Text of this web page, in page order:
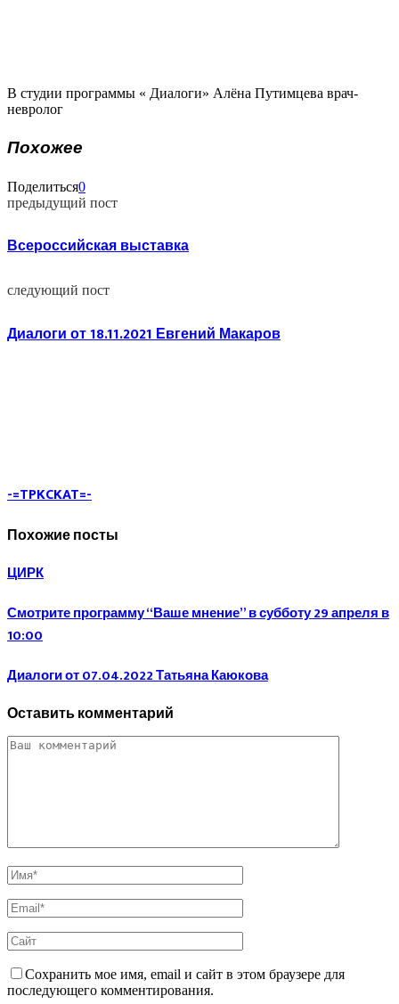
В студии программы « Диалоги» Алёна Путимцева врач-
невролог
Похожее
Поделиться0
предыдущий пост
Всероссийская выставка
следующий пост
Диалоги от 18.11.2021 Евгений Макаров
-=TPKCKAT=-
Похожие посты
ЦИРК
Смотрите программу “Ваше мнение” в субботу 29 апреля в
10:00
Диалоги от 07.04.2022 Татьяна Каюкова
Оставить комментарий
Сохранить мое имя, email и сайт в этом браузере для
последующего комментирования.